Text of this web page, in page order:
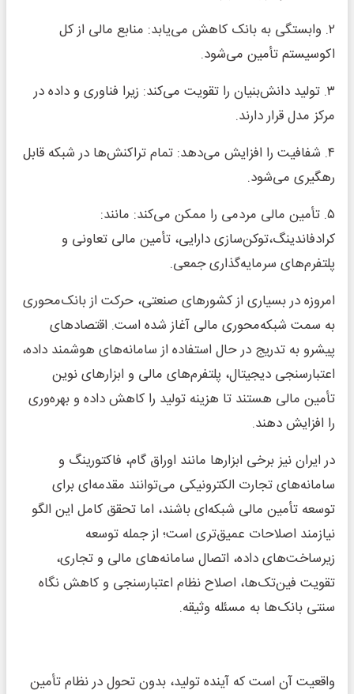
۲. وابستگی به بانک کاهش می‌یابد: منابع مالی از کل
اکوسیستم تأمین می‌شود.
۳. تولید دانش‌بنیان را تقویت می‌کند: زیرا فناوری و داده در
مرکز مدل قرار دارند.
۴. شفافیت را افزایش می‌دهد: تمام تراکنش‌ها در شبکه قابل
رهگیری می‌شود.
۵. تأمین مالی مردمی را ممکن می‌کند: مانند:
کرادفاندینگ،توکن‌سازی دارایی، تأمین مالی تعاونی و
پلتفرم‌های سرمایه‌گذاری جمعی.
امروزه در بسیاری از کشورهای صنعتی، حرکت از بانک‌محوری
به سمت شبکه‌محوری مالی آغاز شده است. اقتصادهای
پیشرو به تدریج در حال استفاده از سامانه‌های هوشمند داده،
اعتبارسنجی دیجیتال، پلتفرم‌های مالی و ابزارهای نوین
تأمین مالی هستند تا هزینه تولید را کاهش داده و بهره‌وری
را افزایش دهند.
در ایران نیز برخی ابزارها مانند اوراق گام، فاکتورینگ و
سامانه‌های تجارت الکترونیکی می‌توانند مقدمه‌ای برای
توسعه تأمین مالی شبکه‌ای باشند، اما تحقق کامل این الگو
نیازمند اصلاحات عمیق‌تری است؛ از جمله توسعه
زیرساخت‌های داده، اتصال سامانه‌های مالی و تجاری،
تقویت فین‌تک‌ها، اصلاح نظام اعتبارسنجی و کاهش نگاه
سنتی بانک‌ها به مسئله وثیقه.
واقعیت آن است که آینده تولید، بدون تحول در نظام تأمین